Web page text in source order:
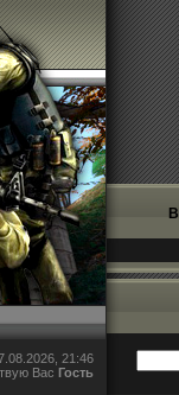
21:46
Вас Гость